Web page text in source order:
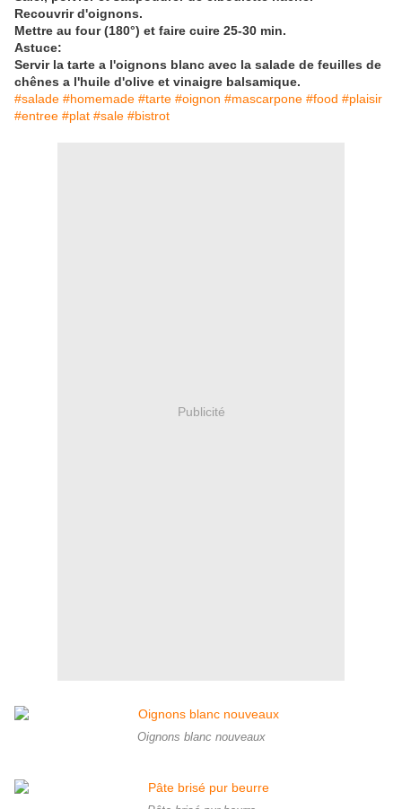
Recouvrir d'oignons.
Mettre au four (180°) et faire cuire 25-30 min.
Astuce:
Servir la tarte a l'oignons blanc avec la salade de feuilles de
chênes a l'huile d'olive et vinaigre balsamique.
#salade #homemade #tarte #oignon #mascarpone #food #plaisir
#entree #plat #sale #bistrot
Publicité
Oignons blanc nouveaux